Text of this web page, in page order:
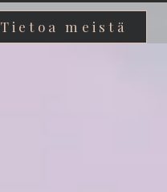
Tietoa meistä